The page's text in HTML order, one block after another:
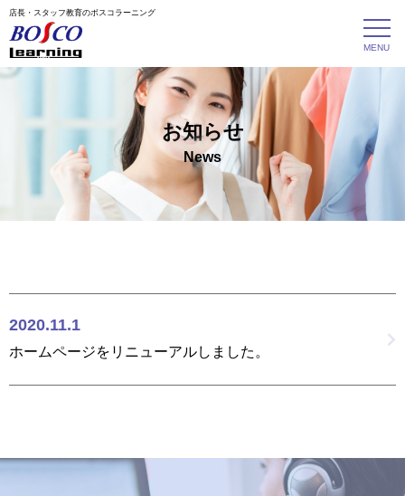
店長・スタッフ教育のボスコラーニング
お知らせ
News
2020.11.1
ホームページをリニューアルしました。